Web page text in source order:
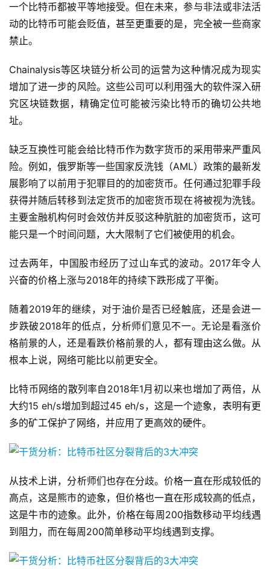
一个比特币都被平等地接受。但在未来，参与非法或非法活
动的比特币可能会贬值，甚至更重要的是，完全被一些商家
禁止。
Chainalysis等区块链分析公司的运营为这种情况成为现实
增加了进一步的风险。这些公司可以利用强大的软件深入研
究区块链数据，精确定位可能被污染比特币的确切公共地
址。
缺乏互换性可能会给比特币作为数字货币的采用带来严重风
险。例如，俄罗斯等一些国家反洗钱（AML）政策的最新发
展影响了以前用于犯罪目的的加密货币。任何通过犯罪手段
获得并随后转移到法定货币的加密货币现在将被视为洗钱。
主要金融机构何时会效仿并反驳这种肮脏的加密货币，这可
能只是一个时间问题，大大限制了它们被使用的机会。
过去两年，中国股市经历了过山车式的波动。2017年令人
兴奋的价格上涨与2018年的持续下跌形成了平衡。
随着2019年的继续，对于油价是否已经触底，还是会进一
步跌破2018年的低点，分析师们意见不一。无论是看涨价
格前景的人，还是看跌价格前景的人，都有理由这么做。从
根本上说，网络可能比以前更安全。
比特币网络的散列率自2018年1月初以来也增加了两倍，从
大约15 eh/s增加到超过45 eh/s，这是一个迹象，表明有更
多的矿工保护了网络，并应用了更高效的硬件。
从技术上讲，分析师们也存在分歧。价格一直在形成较低的
高点，这是熊市的迹象，但价格也一直在形成较高的低点，
这是牛市的迹象。此外，价格在每周200指数移动平均线遇
到阻力，而在每周200简单移动平均线遇到支撑。